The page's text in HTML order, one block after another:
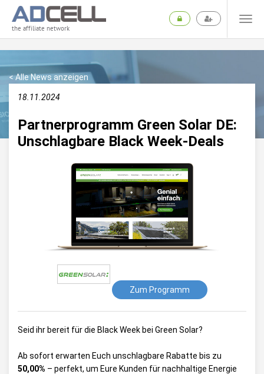
the affiliate network
< Alle News anzeigen
18.11.2024
Partnerprogramm Green Solar DE:
Unschlagbare Black Week-Deals
Zum Programm
Seid ihr bereit für die Black Week bei Green Solar?
Ab sofort erwarten Euch unschlagbare Rabatte bis zu
50,00% – perfekt, um Eure Kunden für nachhaltige Energie